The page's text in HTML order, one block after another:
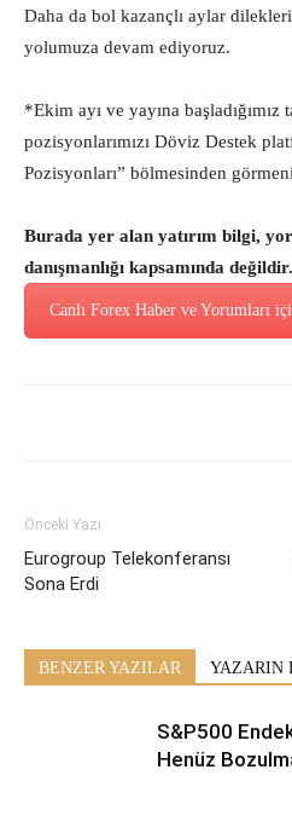
Daha da bol kazançlı aylar
yolumuza devam ediyoruz.
*Ekim ayı ve yayına başladığımız
pozisyonlarımızı Döviz Destek
Pozisyonları” bölmesinden
Burada yer alan yatırım bilgi,
danışmanlığı kapsamında değildir.
Canlı Forex Haber ve Yorumları
Önceki Yazı
Eurogroup Telekonferansı
Sona Erdi
BENZER YAZILAR YAZARIN
S&P500
Henüz